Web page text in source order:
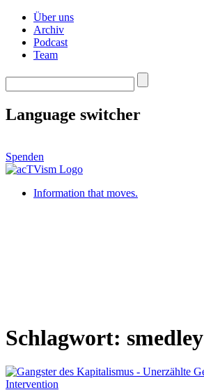
Über uns
Archiv
Podcast
Team
Language switcher
Spenden
Information that moves.
Schlagwort: smedley